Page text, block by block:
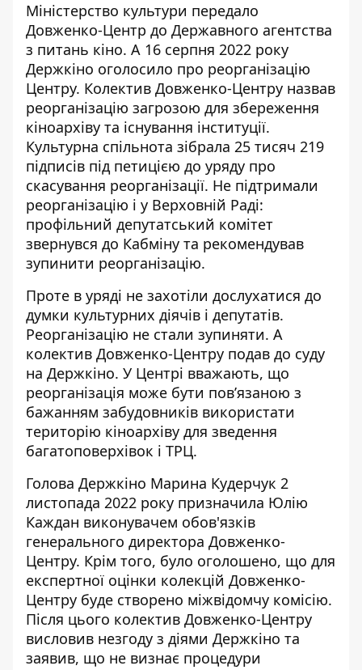
Міністерство культури передало
Довженко-Центр до Державного агентства
з питань кіно. А 16 серпня 2022 року
Держкіно оголосило про реорганізацію
Центру. Колектив Довженко-Центру назвав
реорганізацію загрозою для збереження
кіноархіву та існування інституції.
Культурна спільнота зібрала 25 тисяч 219
підписів під петицією до уряду про
скасування реорганізації. Не підтримали
реорганізацію і у Верховній Раді:
профільний депутатський комітет
звернувся до Кабміну та рекомендував
зупинити реорганізацію.
Проте в уряді не захотіли дослухатися до
думки культурних діячів і депутатів.
Реорганізацію не стали зупиняти. А
колектив Довженко-Центру подав до суду
на Держкіно. У Центрі вважають, що
реорганізація може бути пов’язаною з
бажанням забудовників використати
територію кіноархіву для зведення
багатоповерхівок і ТРЦ.
Голова Держкіно Марина Кудерчук 2
листопада 2022 року призначила Юлію
Каждан виконувачем обов'язків
генерального директора Довженко-
Центру. Крім того, було оголошено, що для
експертної оцінки колекцій Довженко-
Центру буде створено міжвідомчу комісію.
Після цього колектив Довженко-Центру
висловив незгоду з діями Держкіно та
заявив, що не визнає процедури